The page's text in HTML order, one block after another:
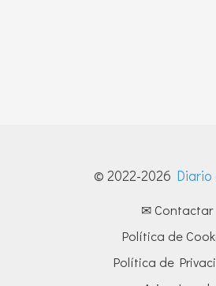
© 2022-2026 Diario
✉ Contactar
Política de
Política de